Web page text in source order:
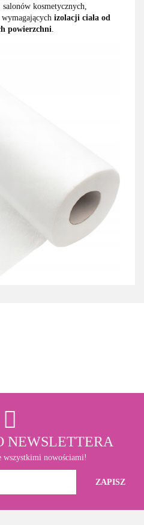
kosmetycznych,
izolacji ciała od
powierzchni
NEWSLETTERA
wszystkimi nowościami!